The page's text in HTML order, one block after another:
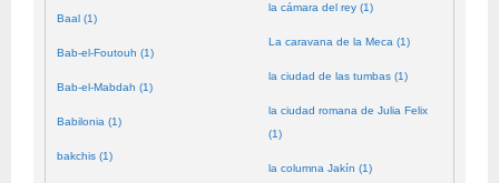
Baal (1)
Bab-el-Foutouh (1)
Bab-el-Mabdah (1)
Babilonia (1)
bakchis (1)
la cámara del rey (1)
La caravana de la Meca (1)
la ciudad de las tumbas (1)
la ciudad romana de Julia Felix
(1)
la columna Jakín (1)